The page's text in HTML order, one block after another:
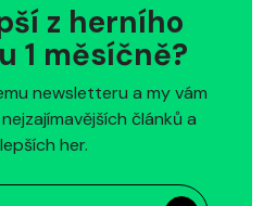
z herního
1 měsíčně?
newsletteru a my vám
článků a
her.